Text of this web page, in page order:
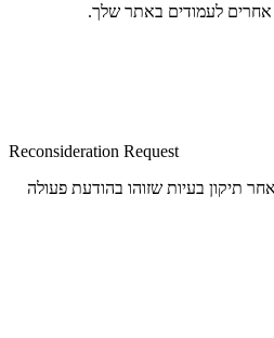
לעמודים באתר שלך.
Reconsideration Request
תיקון בעיות שזוהו בהודעת פעולה